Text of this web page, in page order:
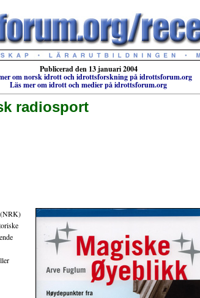
Publicerad den 13 januari 2004
om norsk idrott och idrottsforskning på idrottsforum.org
Läs mer om idrott och medier på idrottsforum.org
radiosport